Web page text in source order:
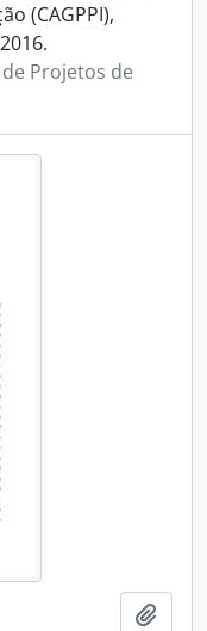
(CAGPPI),
Projetos de